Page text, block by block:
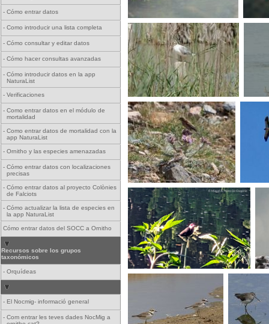
- Cómo entrar datos
- Como introducir una lista completa
- Cómo consultar y editar datos
- Cómo hacer consultas avanzadas
- Cómo introducir datos en la app
NaturaList
- Verificaciones
- Como entrar datos en el módulo de
mortalidad
- Como entrar datos de mortalidad con la
app NaturaList
- Ornitho y las especies amenazadas
- Cómo entrar datos con localizaciones
precisas
- Cómo entrar datos al proyecto Colònies
de Falciots
- Cómo actualizar la lista de especies en
la app NaturaList
Cómo entrar datos del SOCC a Ornitho
Recursos sobre los grupos
taxonómicos
- Orquídeas
- El Nocmig- informació general
- Com entrar les teves dades NocMig a